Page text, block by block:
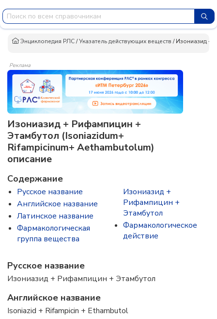
Энциклопедия РЛС/Указатель действующих веществ /Изониазид +
Реклама
Изониазид + Рифампицин +
Этамбутол (Isoniazidum+
Rifampicinum+ Aethambutolum)
описание
Содержание
Русское название
Английское название
Латинское название
Фармакологическая
группа вещества
Изониазид +
Рифампицин +
Этамбутол
Фармакологическое
действие
Русское название
Изониазид + Рифампицин + Этамбутол
Английское название
Isoniazid + Rifampicin + Ethambutol